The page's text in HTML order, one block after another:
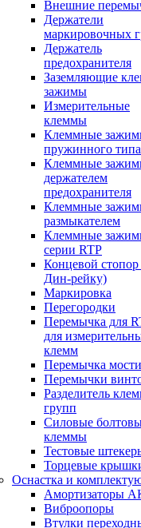
Внешние
Держатели
маркировочных
Держатель
предохранителя
Заземляющие
зажимы
Измерительные
клеммы
Клеммные
пружинного типа
Клеммные
держателем
предохранителя
Клеммные
размыкателем
Клеммные
серии RTP
Концевой стопор
Дин-рейку)
Маркировка
Перегородки
Перемычка для
для
клемм
Перемычка
Перемычки
Разделитель
групп
Силовые
клеммы
Тестовые
Торцевые
Оснастка и
Амортизаторы
Виброопоры
Втулки